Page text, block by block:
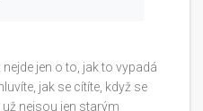
jen o to, jak to vypadá
jak se cítíte, když se
nejsou jen starým